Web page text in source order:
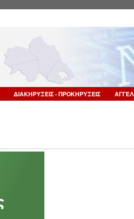
ΔΙΑΚΗΡΥΞΕΙΣ - ΠΡΟΚΗΡΥΞΕΙΣ